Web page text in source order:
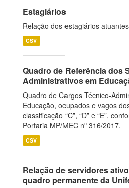
Estagiários
Relação dos estagiários
CSV
Quadro de Referência dos
Administrativos em
Quadro de Cargos Técnico-
Educação, ocupados e vagos
classificação “C”, “D” e “E”,
Portaria MP/MEC nº 316/2017.
CSV
Relação de servidores
quadro permanente da